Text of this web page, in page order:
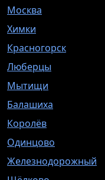
Москва
Химки
Красногорск
Люберцы
Мытищи
Балашиха
Королёв
Одинцово
Железнодорожный